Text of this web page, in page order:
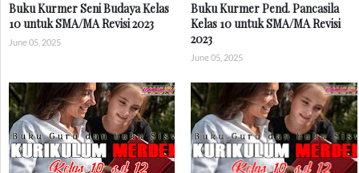
Buku Kurmer Seni Budaya Kelas
10 untuk SMA/MA Revisi 2023
June 05, 2025
Buku Kurmer Pend. Pancasila
Kelas 10 untuk SMA/MA Revisi
2023
June 05, 2025